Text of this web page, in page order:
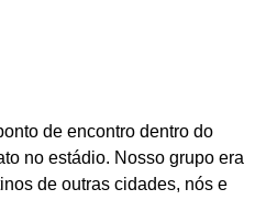
de encontro dentro do
no estádio. Nosso grupo era
de outras cidades, nós e